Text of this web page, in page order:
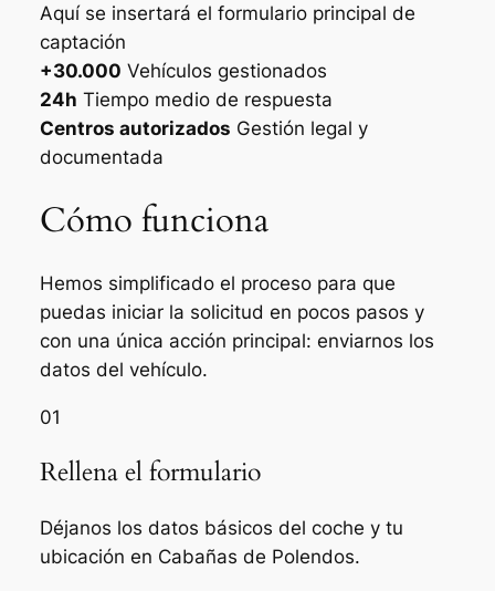
Aquí se insertará el formulario principal de
captación
+30.000 Vehículos gestionados
24h Tiempo medio de respuesta
Centros autorizados Gestión legal y
documentada
Cómo funciona
Hemos simplificado el proceso para que
puedas iniciar la solicitud en pocos pasos y
con una única acción principal: enviarnos los
datos del vehículo.
01
Rellena el formulario
Déjanos los datos básicos del coche y tu
ubicación en Cabañas de Polendos.